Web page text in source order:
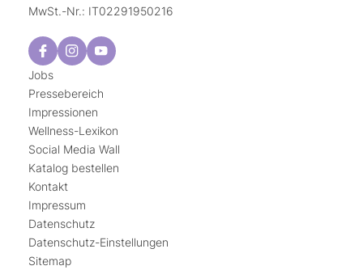
MwSt.-Nr.: IT02291950216
Jobs
Pressebereich
Impressionen
Wellness-Lexikon
Social Media Wall
Katalog bestellen
Kontakt
Impressum
Datenschutz
Datenschutz-Einstellungen
Sitemap